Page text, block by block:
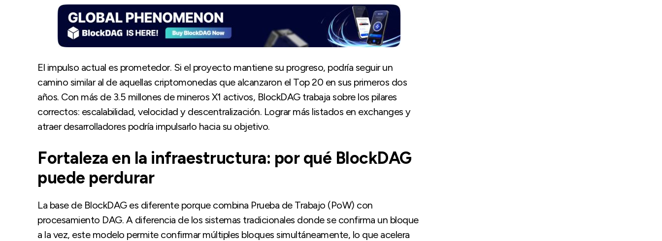
El impulso actual es prometedor. Si el proyecto mantiene su progreso, podría seguir un
camino similar al de aquellas criptomonedas que alcanzaron el Top 20 en sus primeros dos
años. Con más de 3.5 millones de mineros X1 activos, BlockDAG trabaja sobre los pilares
correctos: escalabilidad, velocidad y descentralización. Lograr más listados en exchanges y
atraer desarrolladores podría impulsarlo hacia su objetivo.
Fortaleza en la infraestructura: por qué BlockDAG
puede perdurar
La base de BlockDAG es diferente porque combina Prueba de Trabajo (PoW) con
procesamiento DAG. A diferencia de los sistemas tradicionales donde se confirma un bloque
a la vez, este modelo permite confirmar múltiples bloques simultáneamente, lo que acelera